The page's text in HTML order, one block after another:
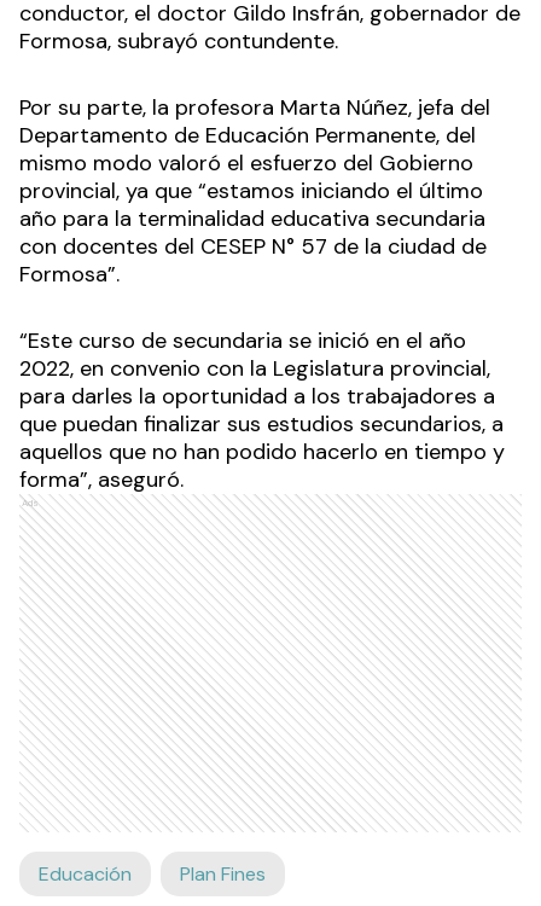
conductor, el doctor Gildo Insfrán, gobernador de
Formosa, subrayó contundente.
Por su parte, la profesora Marta Núñez, jefa del
Departamento de Educación Permanente, del
mismo modo valoró el esfuerzo del Gobierno
provincial, ya que “estamos iniciando el último
año para la terminalidad educativa secundaria
con docentes del CESEP N° 57 de la ciudad de
Formosa”.
“Este curso de secundaria se inició en el año
2022, en convenio con la Legislatura provincial,
para darles la oportunidad a los trabajadores a
que puedan finalizar sus estudios secundarios, a
aquellos que no han podido hacerlo en tiempo y
forma”, aseguró.
Ads
Educación Plan Fines